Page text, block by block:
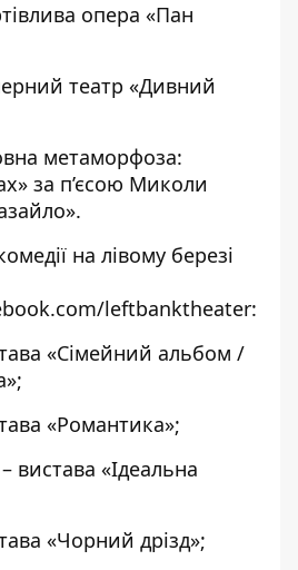
опера «Пан
театр «Дивний
метаморфоза:
за п’єсою Миколи
на лівому березі
leftbanktheater:
«Сімейний альбом /
«Романтика»;
вистава «Ідеальна
«Чорний дрізд»;